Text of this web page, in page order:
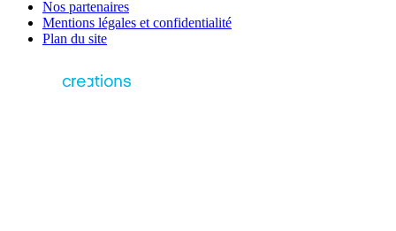
Nos partenaires
Mentions légales et confidentialité
Plan du site